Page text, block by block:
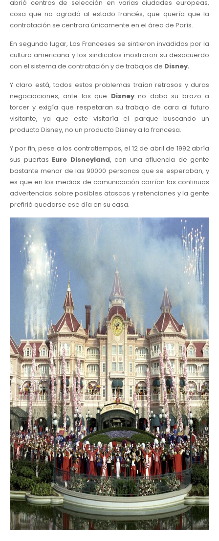
abrió centros de selección en varias ciudades europeas,
cosa que no agradó al estado francés, que quería que la
contratación se centrara únicamente en el área de París.
En segundo lugar, Los Franceses se sintieron invadidos por la
cultura americana y los sindicatos mostraron su desacuerdo
con el sistema de contratación y de trabajos de Disney.
Y claro está, todos estos problemas traían retrasos y duras
negociaciones, ante los que Disneyno daba su brazo a
torcer y exigía que respetaran su trabajo de cara al futuro
visitante, ya que este visitaría el parque buscando un
producto Disney, no un producto Disney a la francesa.
Y por fin, pese a los contratiempos, el 12 de abril de 1992 abría
sus puertas Euro Disneyland, con una afluencia de gente
bastante menor de las 90000 personas que se esperaban, y
es que en los medios de comunicación corrían las continuas
advertencias sobre posibles atascos y retenciones y la gente
prefirió quedarse ese día en su casa.